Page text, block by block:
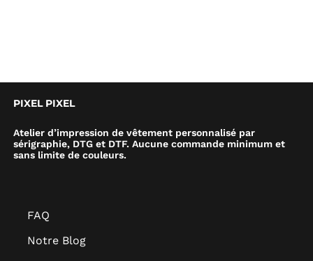
PIXEL PIXEL
Atelier d’impression de vêtement personnalisé par
sérigraphie, DTG et DTF. Aucune commande minimum et
sans limite de couleurs.
FAQ
Notre Blog